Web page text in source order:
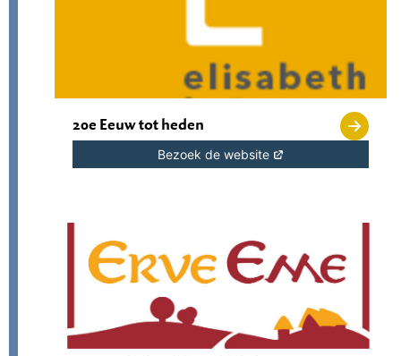
20e Eeuw tot heden
Bezoek de website